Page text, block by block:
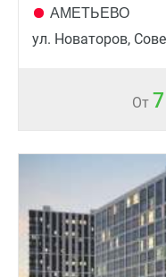
АМЕТЬЕВО
ул. Новаторов,
От